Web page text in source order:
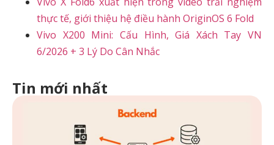
thực tế, giới thiệu hệ điều hành OriginOS 6 Fold
Vivo X200 Mini: Cấu Hình, Giá Xách Tay VN
6/2026 + 3 Lý Do Cân Nhắc
Tin mới nhất